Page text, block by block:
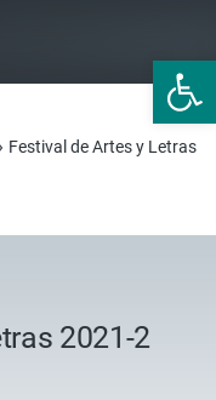
Abrir
› Festival de Artes y Letras
2021-2